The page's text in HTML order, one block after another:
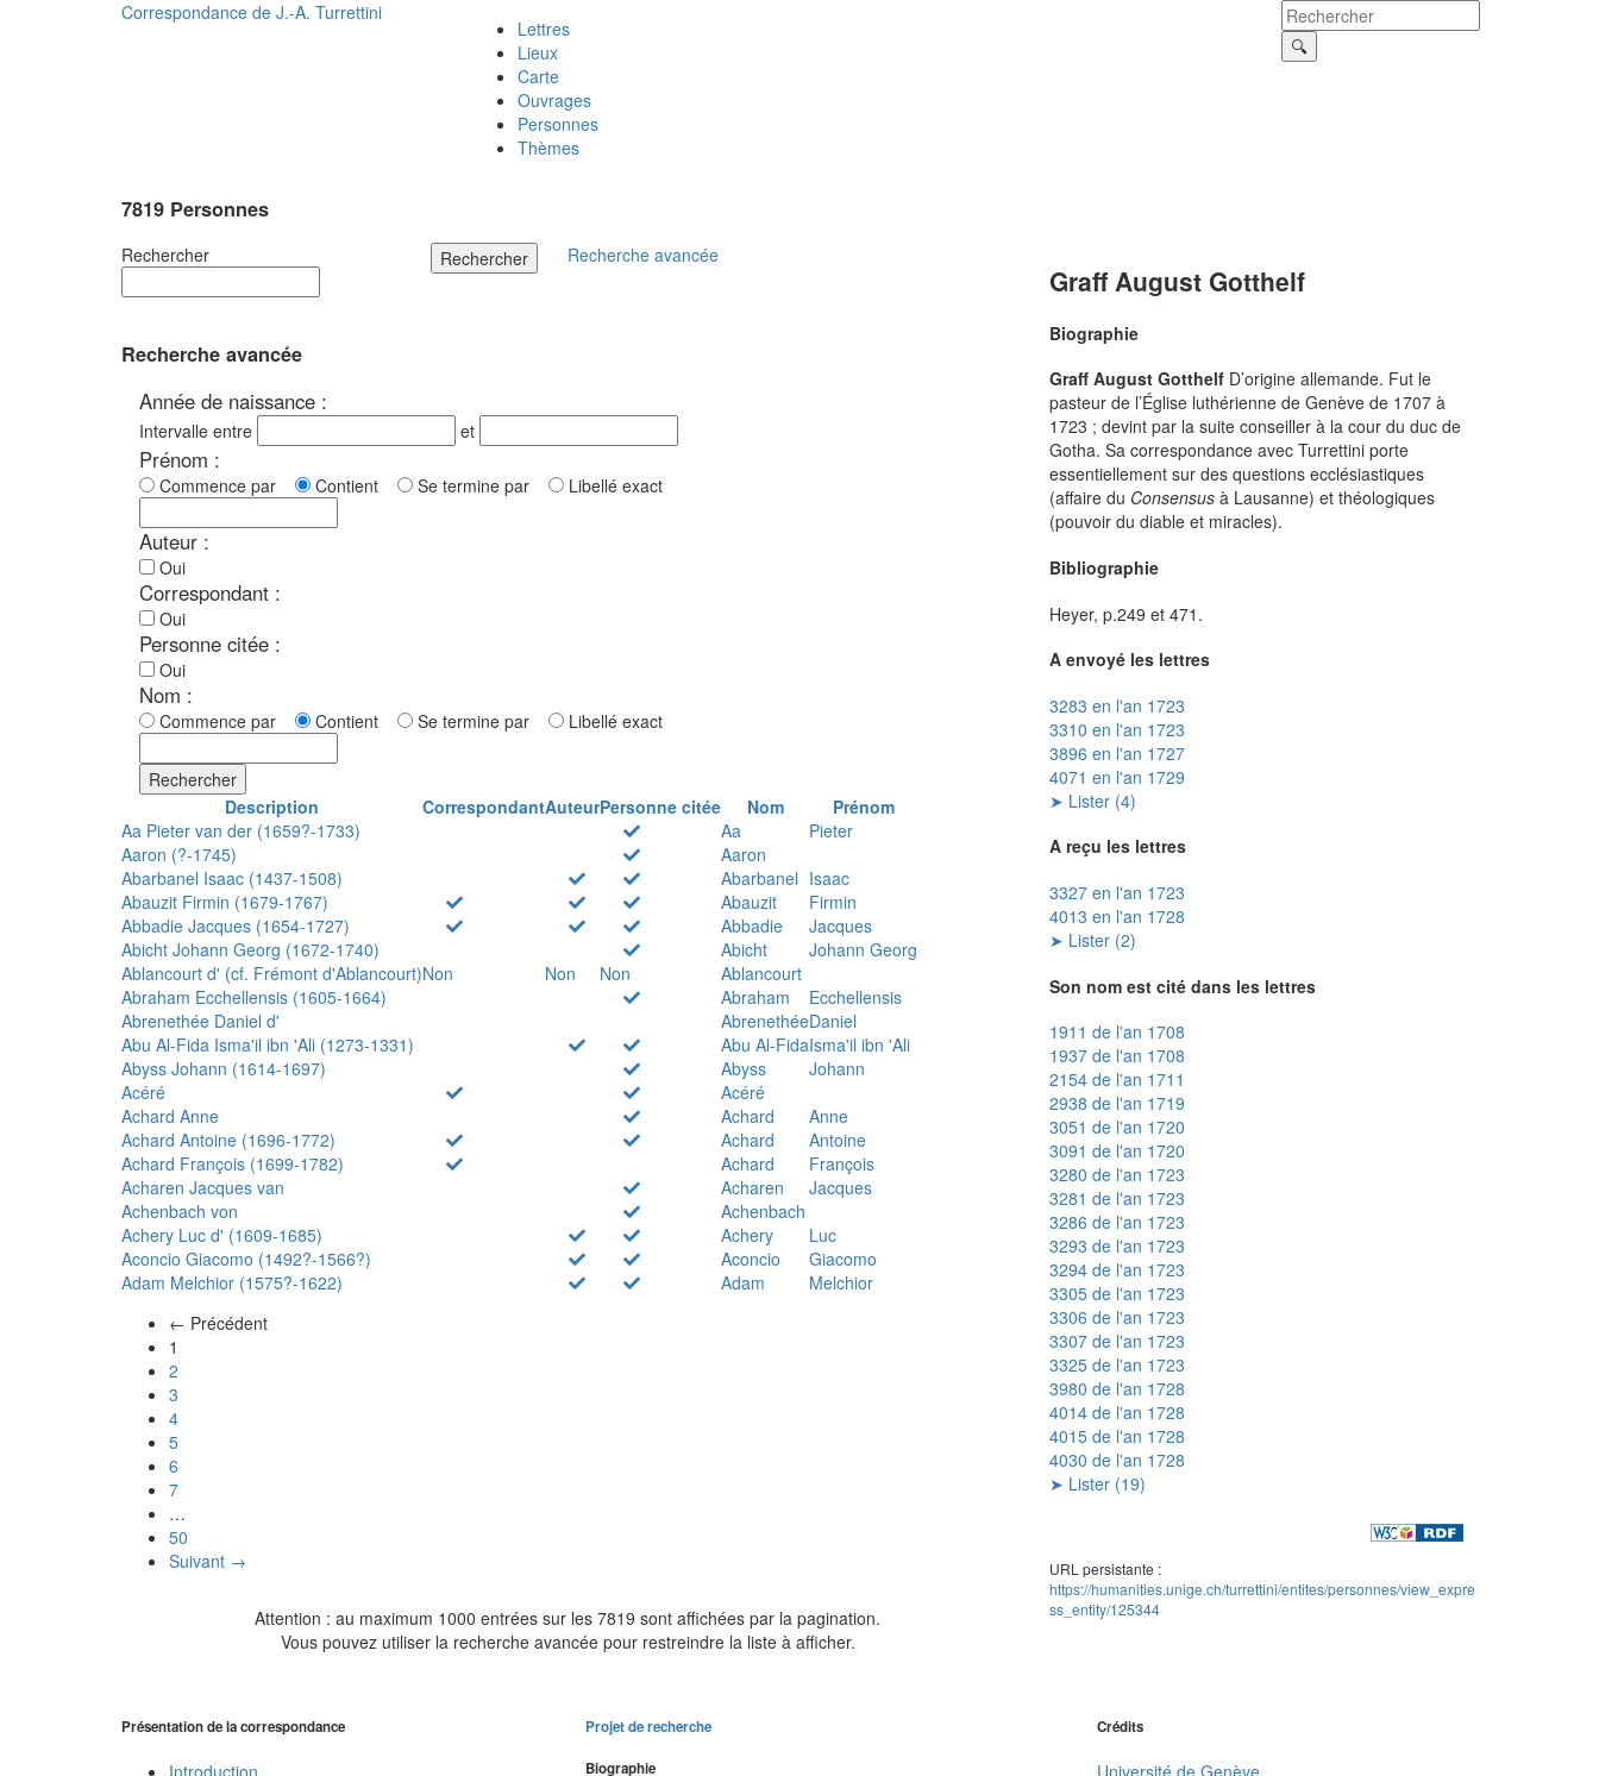
Correspondance de J.-A. Turrettini
Lettres
Lieux
Carte
Ouvrages
Personnes
Thèmes
7819 Personnes
Rechercher Rechercher Recherche avancée
Recherche avancée
Année de naissance :
Intervalle entre et
Prénom :
Commence par Contient Se termine par Libellé exact
Auteur :
Oui
Correspondant :
Oui
Personne citée :
Oui
Nom :
Commence par Contient Se termine par Libellé exact
Rechercher
Description
CorrespondantAuteurPersonne citée Nom
Prénom
Aa Pieter van der (1659?-1733)
Aa
Pieter
Aaron (?-1745)
Aaron
Abarbanel Isaac (1437-1508)
Abarbanel Isaac
Abauzit Firmin (1679-1767)
Abauzit
Firmin
Abbadie Jacques (1654-1727)
Abbadie
Jacques
Abicht Johann Georg (1672-1740)
Abicht
Johann Georg
Ablancourt d' (cf. Frémont d'Ablancourt)Non Non Non
Ablancourt
Abraham Ecchellensis (1605-1664)
Abraham
Ecchellensis
Abrenethée Daniel d'
AbrenethéeDaniel
Abu Al-Fida Isma'il ibn 'Ali (1273-1331)
Abu Al-FidaIsma'il ibn 'Ali
Abyss Johann (1614-1697)
Abyss
Johann
Acéré
Acéré
Achard Anne
Achard
Anne
Achard Antoine (1696-1772)
Achard
Antoine
Achard François (1699-1782)
Achard
François
Acharen Jacques van
Acharen
Jacques
Achenbach von
Achenbach
Achery Luc d' (1609-1685)
Achery
Luc
Aconcio Giacomo (1492?-1566?)
Aconcio
Giacomo
Adam Melchior (1575?-1622)
Adam
Melchior
← Précédent
1
2
3
4
5
6
7
…
50
Suivant →
Attention : au maximum 1000 entrées sur les 7819 sont affichées par la pagination.
Vous pouvez utiliser la recherche avancée pour restreindre la liste à afficher.
Graff August Gotthelf
Biographie
Graff August Gotthelf D’origine allemande. Fut le
pasteur de l’Église luthérienne de Genève de 1707 à
1723 ; devint par la suite conseiller à la cour du duc de
Gotha. Sa correspondance avec Turrettini porte
essentiellement sur des questions ecclésiastiques
(affaire du Consensus à Lausanne) et théologiques
(pouvoir du diable et miracles).
Bibliographie
Heyer, p.249 et 471.
A envoyé les lettres
3283 en l'an 1723
3310 en l'an 1723
3896 en l'an 1727
4071 en l'an 1729
➤ Lister (4)
A reçu les lettres
3327 en l'an 1723
4013 en l'an 1728
➤ Lister (2)
Son nom est cité dans les lettres
1911 de l'an 1708
1937 de l'an 1708
2154 de l'an 1711
2938 de l'an 1719
3051 de l'an 1720
3091 de l'an 1720
3280 de l'an 1723
3281 de l'an 1723
3286 de l'an 1723
3293 de l'an 1723
3294 de l'an 1723
3305 de l'an 1723
3306 de l'an 1723
3307 de l'an 1723
3325 de l'an 1723
3980 de l'an 1728
4014 de l'an 1728
4015 de l'an 1728
4030 de l'an 1728
➤ Lister (19)
URL persistante :
https://humanities.unige.ch/turrettini/entites/personnes/view_expre
ss_entity/125344
Présentation de la correspondance Projet de recherche
Biographie
Crédits